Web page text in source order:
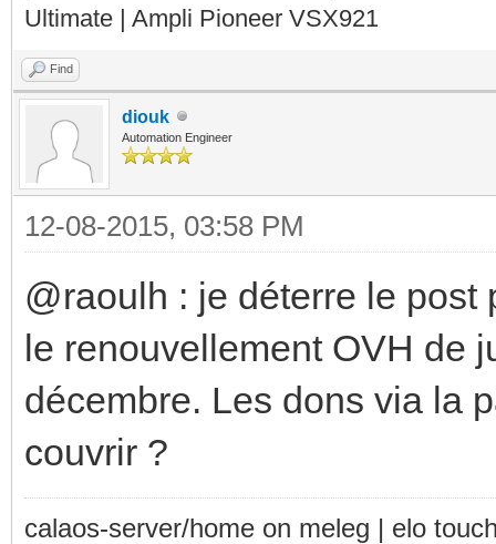
Ultimate | Ampli Pioneer VSX921
Find
diouk
Automation Engineer
12-08-2015, 03:58 PM
@raoulh : je déterre le
le renouvellement OVH de
décembre. Les dons via la
couvrir ?
calaos-server/home on meleg | elo